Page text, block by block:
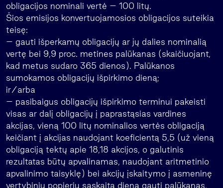
obligacijos nominali vertė – 100 litų.
Šios emisijos konvertuojamosios obligacijos suteikia
teisę:
– gauti išperkamų obligacijų ar jų dalies nominalią
vertę bei 9,9 proc. metines palūkanas (skaičiuojant,
kad metus sudaro 365 dienos). Palūkanos
sumokamos obligacijų išpirkimo dieną;
ir/arba
– pasibaigus obligacijų išpirkimo terminui pakeisti
visas ar dalį obligacijų į paprastąsias vardines
akcijas, vieną 100 litų nominalios vertės obligaciją
keičiant į akcijas naudojant koeficientą 5,5 (už vieną
obligaciją tektų apie 18,18 akcijos, o galutinis
rezultatas būtų apvalinamas, naudojant aritmetinio
apvalinimo taisyklę) bei akcijų įskaitymo į asmeninę
vertybinių popierių sąskaitą dieną gauti palūkanas,